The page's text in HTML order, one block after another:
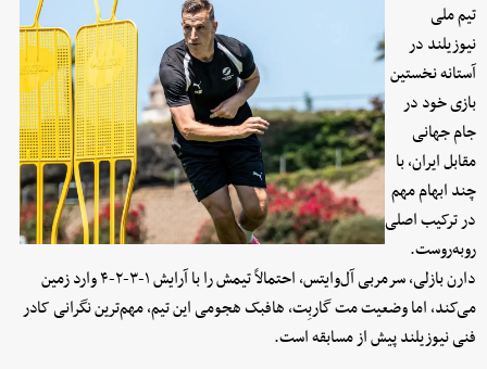
تیم ملی
نیوزیلند در
آستانه نخستین
بازی خود در
جام جهانی
مقابل ایران، با
چند ابهام مهم
در ترکیب اصلی
روبه‌روست.
دارن بازلی، سرمربی آل‌وایتس، احتمالاً تیمش را با آرایش ۱-۳-۲-۴ وارد زمین
می‌کند، اما وضعیت مت گاربِت، هافبک هجومی این تیم، مهم‌ترین نگرانی کادر
فنی نیوزیلند پیش از مسابقه است.